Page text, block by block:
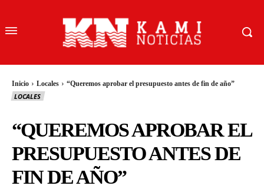
Inicio Locales “Queremos aprobar el presupuesto antes de fin de año”
LOCALES
“QUEREMOS APROBAR EL
PRESUPUESTO ANTES DE
FIN DE AÑO”